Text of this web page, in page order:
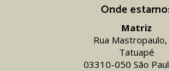
Onde
Matriz
Rua
Tatuapé
03310-050 São